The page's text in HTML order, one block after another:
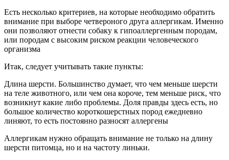
Есть несколько критериев, на которые необходимо обратить
внимание при выборе четвероного друга аллергикам. Именно
они позволяют отнести собаку к гипоаллергенным породам,
или породам с высоким риском реакции человеческого
организма
Итак, следует учитывать такие пункты:
Длина шерсти. Большинство думает, что чем меньше шерсти
на теле животного, или чем она короче, тем меньше риск, что
возникнут какие либо проблемы. Доля правды здесь есть, но
большое количество короткошерстных пород ежедневно
линяют, то есть постоянно разносят аллергены
Аллергикам нужно обращать внимание не только на длину
шерсти питомца, но и на частоту линьки.